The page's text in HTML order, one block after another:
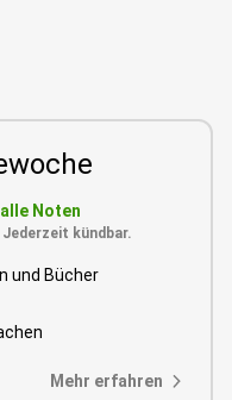
Noten
kündbar.
und Bücher
Mehr erfahren